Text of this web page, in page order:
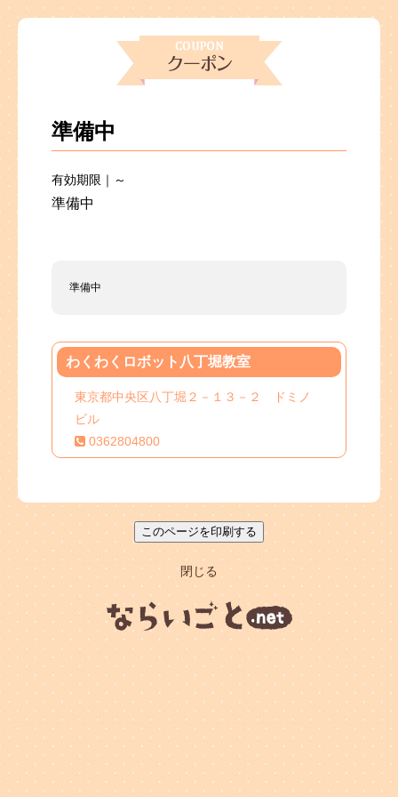
準備中
有効期限｜～
準備中
準備中
わくわくロボット八丁堀教室
東京都中央区八丁堀２－１３－２ ドミノ
ビル
0362804800
閉じる